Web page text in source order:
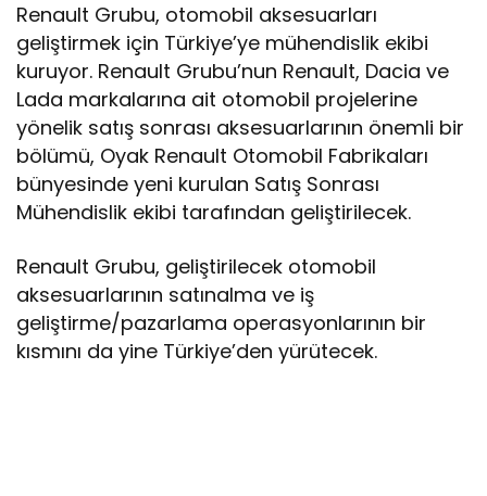
Renault Grubu, otomobil aksesuarları
geliştirmek için Türkiye’ye mühendislik ekibi
kuruyor. Renault Grubu’nun Renault, Dacia ve
Lada markalarına ait otomobil projelerine
yönelik satış sonrası aksesuarlarının önemli bir
bölümü, Oyak Renault Otomobil Fabrikaları
bünyesinde yeni kurulan Satış Sonrası
Mühendislik ekibi tarafından geliştirilecek.
Renault Grubu, geliştirilecek otomobil
aksesuarlarının satınalma ve iş
geliştirme/pazarlama operasyonlarının bir
kısmını da yine Türkiye’den yürütecek.